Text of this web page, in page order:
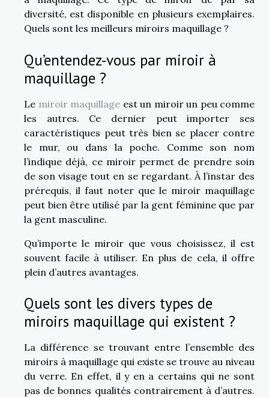
diversité, est disponible en plusieurs exemplaires.
Quels sont les meilleurs miroirs maquillage ?
Qu’entendez-vous par miroir à
maquillage ?
Le miroir maquillage est un miroir un peu comme
les autres. Ce dernier peut importer ses
caractéristiques peut très bien se placer contre
le mur, ou dans la poche. Comme son nom
l’indique déjà, ce miroir permet de prendre soin
de son visage tout en se regardant. À l’instar des
prérequis, il faut noter que le miroir maquillage
peut bien être utilisé par la gent féminine que par
la gent masculine.
Qu’importe le miroir que vous choisissez, il est
souvent facile à utiliser. En plus de cela, il offre
plein d’autres avantages.
Quels sont les divers types de
miroirs maquillage qui existent ?
La différence se trouvant entre l’ensemble des
miroirs à maquillage qui existe se trouve au niveau
du verre. En effet, il y en a certains qui ne sont
pas de bonnes qualités contrairement à d’autres.